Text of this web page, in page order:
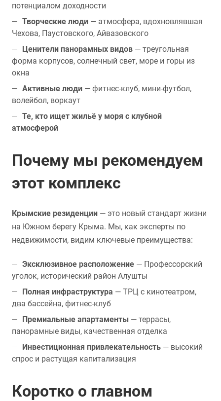
потенциалом доходности
Творческие люди — атмосфера, вдохновлявшая
Чехова, Паустовского, Айвазовского
Ценители панорамных видов — треугольная
форма корпусов, солнечный свет, море и горы из
окна
Активные люди — фитнес-клуб, мини-футбол,
волейбол, воркаут
Те, кто ищет жильё у моря с клубной
атмосферой
Почему мы рекомендуем
этот комплекс
Крымские резиденции — это новый стандарт жизни
на Южном берегу Крыма. Мы, как эксперты по
недвижимости, видим ключевые преимущества:
Эксклюзивное расположение — Профессорский
уголок, исторический район Алушты
Полная инфраструктура — ТРЦ с кинотеатром,
два бассейна, фитнес-клуб
Премиальные апартаменты — террасы,
панорамные виды, качественная отделка
Инвестиционная привлекательность — высокий
спрос и растущая капитализация
Коротко о главном